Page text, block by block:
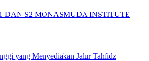
DAN S2 MONASMUDA INSTITUTE
yang Menyediakan Jalur Tahfidz